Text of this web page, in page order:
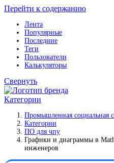
Перейти к содержанию
Лента
Популярные
Последние
Теги
Пользователи
Калькуляторы
Свернуть
Категории
Промышленная социальная
Категории
ПO для чпу
Графики и диаграммы в
инженеров